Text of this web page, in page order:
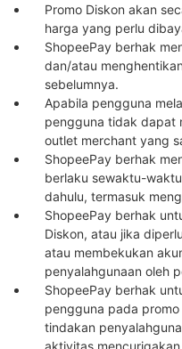
Promo Diskon akan
harga yang perlu
ShopeePay berhak
dan/atau
sebelumnya.
Apabila pengguna
pengguna tidak dapat
outlet merchant yang
ShopeePay berhak
berlaku sewaktu-
dahulu, termasuk
ShopeePay berhak
Diskon, atau jika
atau membekukan
penyalahgunaan oleh
ShopeePay berhak
pengguna pada
tindakan